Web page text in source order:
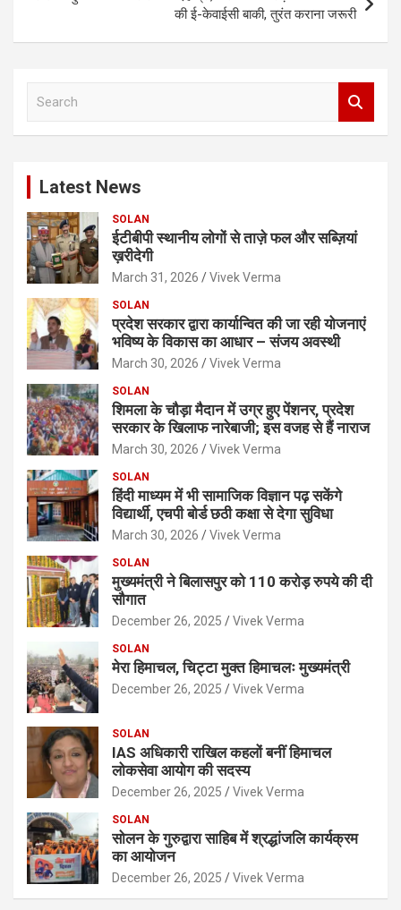
की ई-केवाईसी बाकी, तुरंत कराना जरूरी
Latest News
SOLAN
ईटीबीपी स्थानीय लोगों से ताज़े फल और सब्ज़ियां
ख़रीदेगी
March 31, 2026 Vivek Verma
SOLAN
प्रदेश सरकार द्वारा कार्यान्वित की जा रही योजनाएं
भविष्य के विकास का आधार – संजय अवस्थी
March 30, 2026 Vivek Verma
SOLAN
शिमला के चौड़ा मैदान में उग्र हुए पेंशनर, प्रदेश
सरकार के खिलाफ नारेबाजी; इस वजह से हैं नाराज
March 30, 2026 Vivek Verma
SOLAN
हिंदी माध्यम में भी सामाजिक विज्ञान पढ़ सकेंगे
विद्यार्थी, एचपी बोर्ड छठी कक्षा से देगा सुविधा
March 30, 2026 Vivek Verma
SOLAN
मुख्यमंत्री ने बिलासपुर को 110 करोड़ रुपये की दी
सौगात
December 26, 2025 Vivek Verma
SOLAN
मेरा हिमाचल, चिट्टा मुक्त हिमाचलः मुख्यमंत्री
December 26, 2025 Vivek Verma
SOLAN
IAS अधिकारी राखिल कहलों बनीं हिमाचल
लोकसेवा आयोग की सदस्य
December 26, 2025 Vivek Verma
SOLAN
सोलन के गुरुद्वारा साहिब में श्रद्धांजलि कार्यक्रम
का आयोजन
December 26, 2025 Vivek Verma